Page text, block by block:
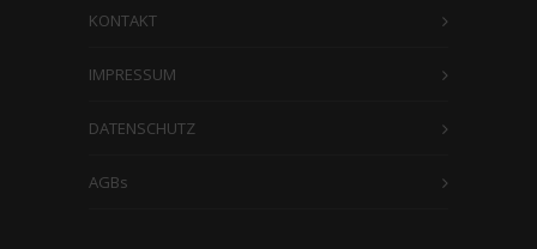
KONTAKT
IMPRESSUM
DATENSCHUTZ
AGBs